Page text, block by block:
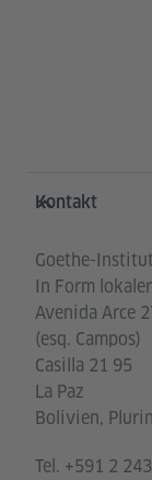
Service-
Kontakt
Goethe-
In Form
Avenida Arce
(esq. Campos)
Casilla 21 95
La Paz
Bolivien,
Tel. +591 2